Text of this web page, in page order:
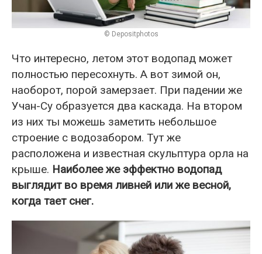
© Depositphotos
Что интересно, летом этот водопад может
полностью пересохнуть. А вот зимой он,
наоборот, порой замерзает. При падении же
Учан-Су образуется два каскада. На втором
из них ты можешь заметить небольшое
строение с водозабором. Тут же
расположена и известная скульптура орла на
крыше. Наиболее же эффектно водопад
выглядит во время ливней или же весной,
когда тает снег.